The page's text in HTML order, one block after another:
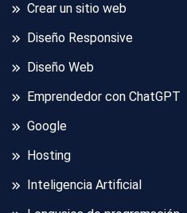
Crear un sitio web
Diseño Responsive
Diseño Web
Emprendedor con ChatGPT
Google
Hosting
Inteligencia Artificial